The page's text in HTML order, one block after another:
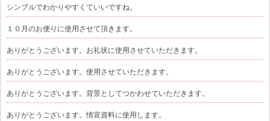
シンプルでわかりやすくていいですね。
１０月のお便りに使用させて頂きます。
ありがとうございます。お礼状に使用させていただきます。
ありがとうございます。使用させていただきます。
ありがとうございます。背景としてつかわせていただきます。
ありがとうございます。情宣資料に使用します。